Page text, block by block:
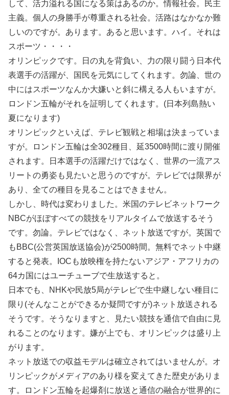
して、活力溢れる国になる策はあるのか。情報社会。民主
主義。個人の身勝手が尊重される社会。活路はなかなか難
しいのですが。あります。あると思います。ハイ。それは
スポーツ・・・・
オリンピックです。日の丸を背負い、力の限り闘う日本代
表選手の活躍が、国民を元気にしてくれます。勿論、世の
中にはスポーツなんか大嫌いと斜に構える人もいますが。
ロンドン五輪がそれを証明してくれます。(日本列島熱い
夏になります)
オリンピックといえば、テレビ観戦と相場は決まっていま
すが。ロンドン五輪は全302種目、延3500時間に渡り開催
されます。日本選手の活躍だけではなく、世界の一流アス
リートの勇姿も見たいと思うのですが。テレビでは限界が
あり、全ての種目を見ることはできません。
しかし、時代は変わりました。米国のテレビネットワーク
NBCがほぼすべての競技をリアルタイムで放送するそう
です。勿論。テレビではなく、ネット放送ですが。英国で
もBBC(公営英国放送協会)が2500時間。無料でネット中継
すると発表。IOCも放映権を持たないアジア・アフリカの
64カ国にはユーチューブで生放送すると。
日本でも、NHKや民放5局がテレビで生中継しない種目に
限り(そんなことができるか疑問ですが)ネット放送される
そうです。そうなりますと、見たい競技を通信で自由に見
れることのなります。嫌が上でも、オリンピックは盛り上
がります。
ネット放送での収益モデルは確立されてはいませんが。オ
リンピックがメディアのあり様を変えてきた歴史がありま
す。ロンドン五輪を起爆剤に放送と通信の融合が世界的に